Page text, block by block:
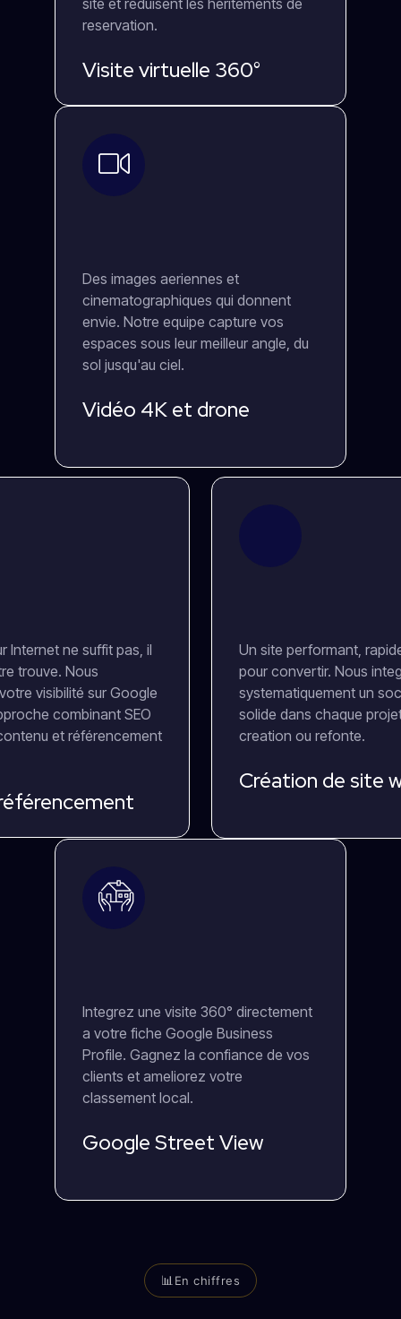
site et reduisent les heritements de
reservation.
Visite virtuelle 360°
Des images aeriennes et
cinematographiques qui donnent
envie. Notre equipe capture vos
espaces sous leur meilleur angle, du
sol jusqu'au ciel.
Vidéo 4K et drone
Internet ne suffit pas, il
trouve. Nous
visibilité sur Google
combinant SEO
et référencement
Un site performant,
pour convertir. Nous
systematiquement un
solide dans chaque
creation ou refonte.
Création de site
Integrez une visite 360° directement
a votre fiche Google Business
Profile. Gagnez la confiance de vos
clients et ameliorez votre
classement local.
Google Street View
En chiffres